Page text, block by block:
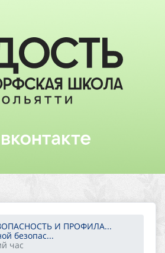
И ПРОФИЛА...
безопас...
час